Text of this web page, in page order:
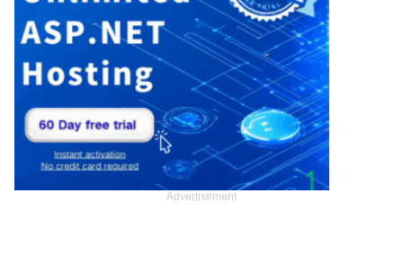
Advertisement